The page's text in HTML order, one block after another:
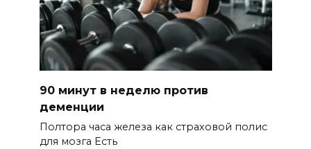
90 минут в неделю против
деменции
Полтора часа железа как страховой полис
для мозга Есть